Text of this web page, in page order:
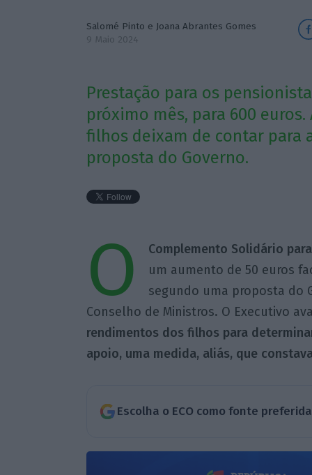
Salomé Pinto e Joana Abrantes Gomes
9 Maio 2024
Prestação para os
próximo mês, para 600
filhos deixam de contar para
proposta do Governo.
O Complemento Solidário
um aumento de 50 euros
segundo uma proposta do
Conselho de Ministros. O Executivo
rendimentos dos filhos para
apoio, uma medida, aliás, que
Escolha o ECO como fonte